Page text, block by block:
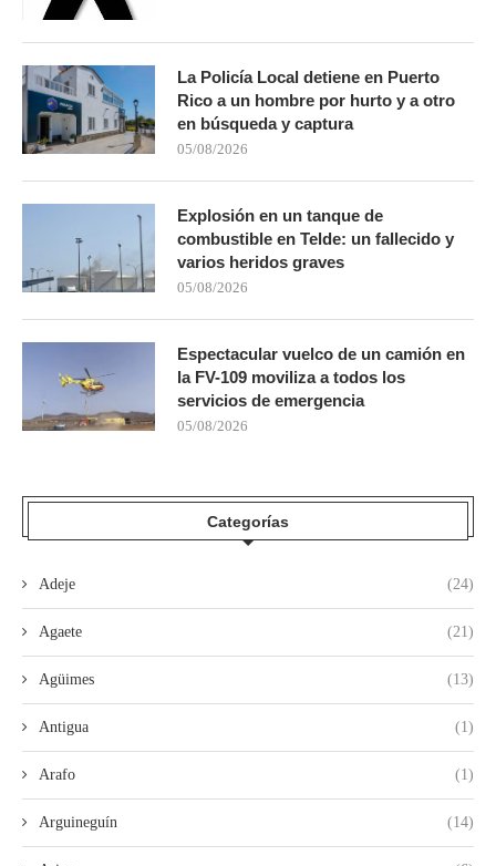
La Policía Local detiene en Puerto
Rico a un hombre por hurto y a otro
en búsqueda y captura
05/08/2026
Explosión en un tanque de
combustible en Telde: un fallecido y
varios heridos graves
05/08/2026
Espectacular vuelco de un camión en
la FV-109 moviliza a todos los
servicios de emergencia
05/08/2026
Categorías
Adeje (24)
Agaete (21)
Agüimes (13)
Antigua (1)
Arafo (1)
Arguineguín (14)